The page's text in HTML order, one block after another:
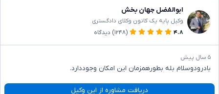
ابوالفضل جهان بخش
وکیل پایه یک کانون وکلای دادگستری
۴.۸
(۱۲۴۸) دیدگاه
۵ سال پیش
بادرودوسلام بله بطورهمزمان این امکان وجوددارد.
دریافت مشاوره از این وکیل